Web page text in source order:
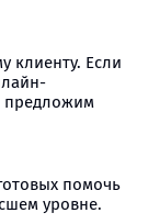
клиенту. Если
предложим
помочь
уровне.